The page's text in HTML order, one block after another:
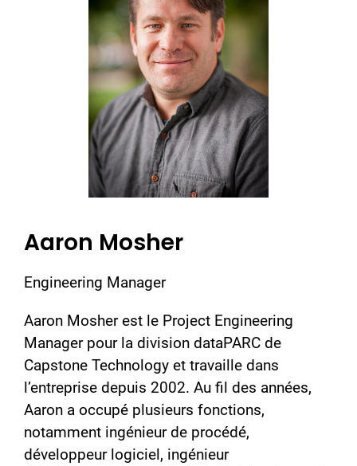
Aaron Mosher
Engineering Manager
Aaron Mosher est le Project Engineering
Manager pour la division dataPARC de
Capstone Technology et travaille dans
l’entreprise depuis 2002. Au fil des années,
Aaron a occupé plusieurs fonctions,
notamment ingénieur de procédé,
développeur logiciel, ingénieur